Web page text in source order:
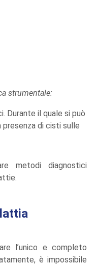
strumentale:
Durante il quale si può
di cisti sulle
metodi diagnostici
l’unico e completo
è impossibile